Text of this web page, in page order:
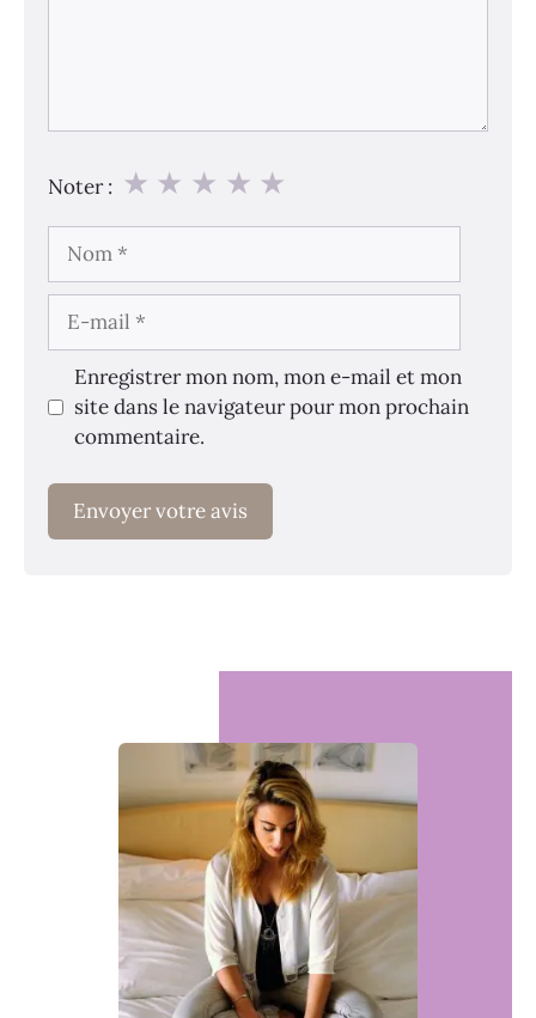
Noter : ★
★
★
★
★
Nom
E-
mail
Enregistrer mon nom, mon e-mail et mon
site dans le navigateur pour mon prochain
commentaire.